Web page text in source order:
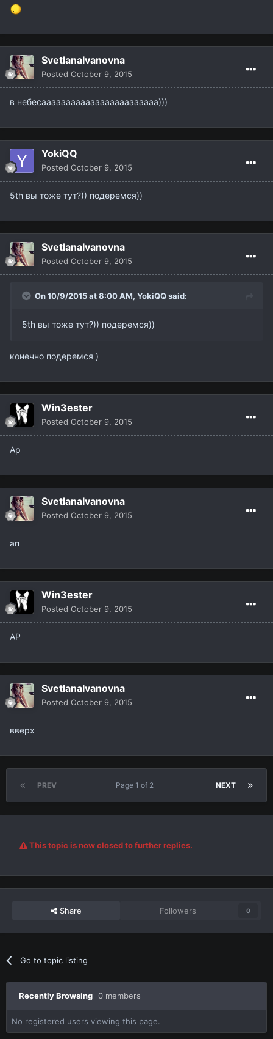
SvetlanaIvanovna
Posted October 9, 2015
в небесаааааааааааааааааааааааа)))
YokiQQ
Posted October 9, 2015
5th вы тоже тут?)) подеремся))
SvetlanaIvanovna
Posted October 9, 2015
On 10/9/2015 at 8:00 AM, YokiQQsaid:
5th вы тоже тут?)) подеремся))
конечно подеремся )
Win3ester
Posted October 9, 2015
Ap
SvetlanaIvanovna
Posted October 9, 2015
ап
Win3ester
Posted October 9, 2015
AP
SvetlanaIvanovna
Posted October 9, 2015
вверх
PREV NEXT
Page 1 of 2
This topic is now closed to further replies.
Share Followers 0
Go to topic listing
Recently Browsing 0 members
No registered users viewing this page.